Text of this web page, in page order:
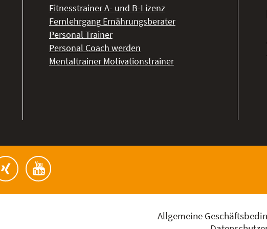
Fitnesstrainer A- und B-Lizenz
Fernlehrgang Ernährungsberater
Personal Trainer
Personal Coach werden
Mentaltrainer Motivationstrainer
Allgemeine